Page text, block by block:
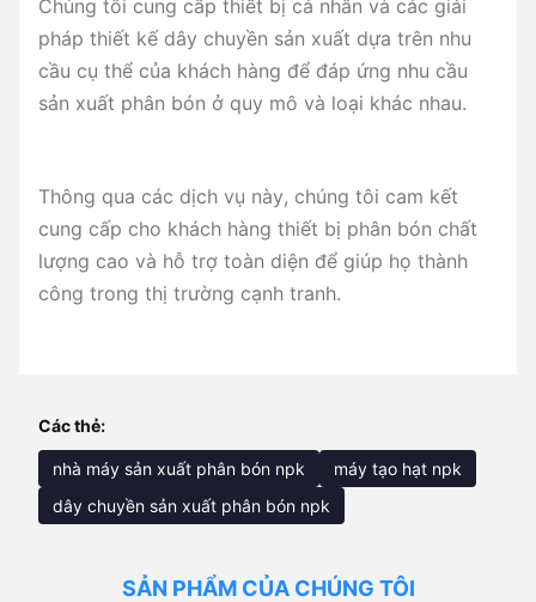
Chúng tôi cung cấp thiết bị cá nhân và các giải
pháp thiết kế dây chuyền sản xuất dựa trên nhu
cầu cụ thể của khách hàng để đáp ứng nhu cầu
sản xuất phân bón ở quy mô và loại khác nhau.
Thông qua các dịch vụ này, chúng tôi cam kết
cung cấp cho khách hàng thiết bị phân bón chất
lượng cao và hỗ trợ toàn diện để giúp họ thành
công trong thị trường cạnh tranh.
Các thẻ:
nhà máy sản xuất phân bón npk
máy tạo hạt npk
dây chuyền sản xuất phân bón npk
SẢN PHẨM CỦA CHÚNG TÔI